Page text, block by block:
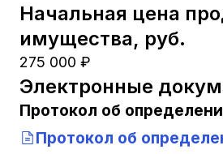
Начальная цена
имущества, руб.
275 000 ₽
Электронные
Протокол об
Протокол об